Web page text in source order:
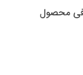
محصول